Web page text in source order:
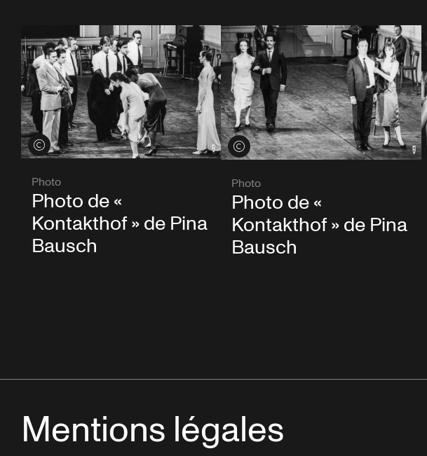
Voir les crédits
Photo
Photo de «
Kontakthof » de Pina
Bausch
Voir les crédits
Photo
Photo de «
Kontakthof » de Pina
Bausch
Mentions légales